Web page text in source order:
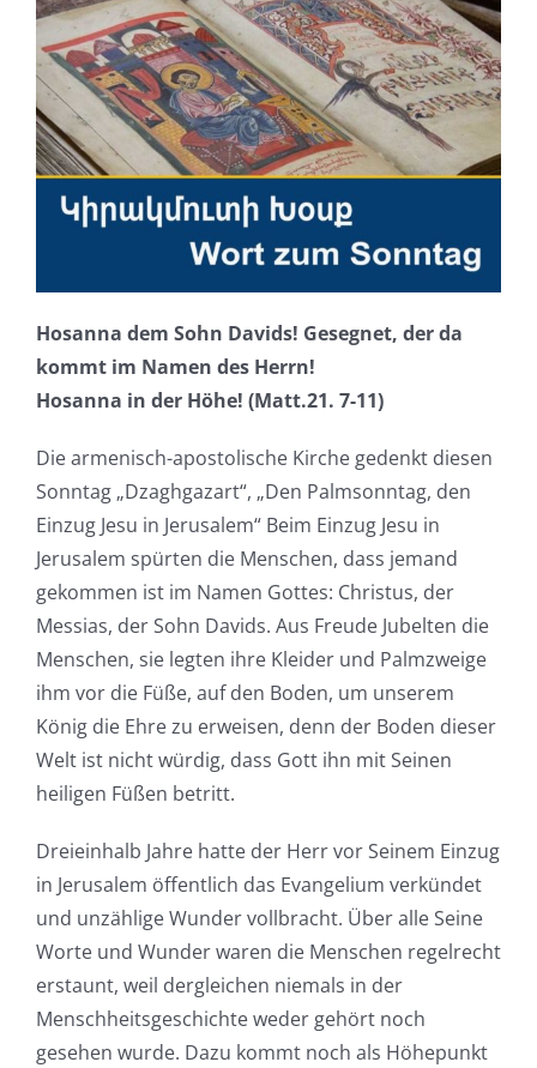
Hosanna dem Sohn Davids! Gesegnet, der da
kommt im Namen des Herrn!
Hosanna in der Höhe! (Matt.21. 7-11)
Die armenisch-apostolische Kirche gedenkt diesen
Sonntag „Dzaghgazart“, „Den Palmsonntag, den
Einzug Jesu in Jerusalem“ Beim Einzug Jesu in
Jerusalem spürten die Menschen, dass jemand
gekommen ist im Namen Gottes: Christus, der
Messias, der Sohn Davids. Aus Freude Jubelten die
Menschen, sie legten ihre Kleider und Palmzweige
ihm vor die Füße, auf den Boden, um unserem
König die Ehre zu erweisen, denn der Boden dieser
Welt ist nicht würdig, dass Gott ihn mit Seinen
heiligen Füßen betritt.
Dreieinhalb Jahre hatte der Herr vor Seinem Einzug
in Jerusalem öffentlich das Evangelium verkündet
und unzählige Wunder vollbracht. Über alle Seine
Worte und Wunder waren die Menschen regelrecht
erstaunt, weil dergleichen niemals in der
Menschheitsgeschichte weder gehört noch
gesehen wurde. Dazu kommt noch als Höhepunkt